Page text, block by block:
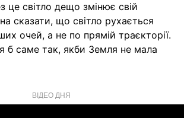
це світло дещо змінює свій
сказати, що світло рухається
очей, а не по прямій траєкторії.
б саме так, якби Земля не мала
ВІДЕО ДНЯ